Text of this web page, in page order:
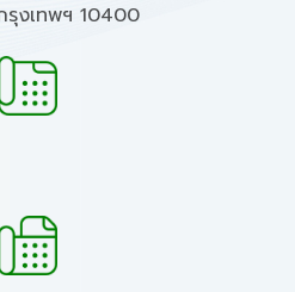
งเทพฯ 10400